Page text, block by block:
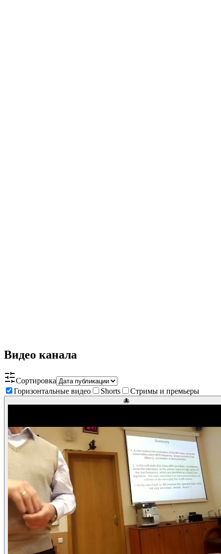
Видео канала
Сортировка
Горизонтальные видео
Shorts Стримы и премьеры
🐙